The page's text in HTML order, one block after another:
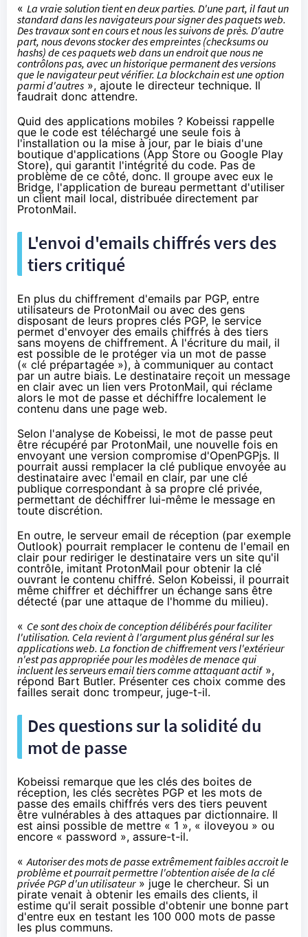
« La vraie solution tient en deux parties. D'une part, il faut un
standard dans les navigateurs pour signer des paquets web.
Des travaux sont en cours et nous les suivons de près. D'autre
part, nous devons stocker des empreintes (checksums ou
hashs) de ces paquets web dans un endroit que nous ne
contrôlons pas, avec un historique permanent des versions
que le navigateur peut vérifier. La blockchain est une option
parmi d'autres », ajoute le directeur technique. Il
faudrait donc attendre.
Quid des applications mobiles ? Kobeissi rappelle
que le code est téléchargé une seule fois à
l'installation ou la mise à jour, par le biais d'une
boutique d'applications (App Store ou Google Play
Store), qui garantit l'intégrité du code. Pas de
problème de ce côté, donc. Il groupe avec eux le
Bridge, l'application de bureau permettant d'utiliser
un client mail local, distribuée directement par
ProtonMail.
L'envoi d'emails chiffrés vers des
tiers critiqué
En plus du chiffrement d'emails par PGP, entre
utilisateurs de ProtonMail ou avec des gens
disposant de leurs propres clés PGP, le service
permet d'envoyer des emails chiffrés à des tiers
sans moyens de chiffrement. À l'écriture du mail, il
est possible de le protéger via un mot de passe
(« clé prépartagée »), à communiquer au contact
par un autre biais. Le destinataire reçoit un message
en clair avec un lien vers ProtonMail, qui réclame
alors le mot de passe et déchiffre localement le
contenu dans une page web.
Selon l'analyse de Kobeissi, le mot de passe peut
être récupéré par ProtonMail, une nouvelle fois en
envoyant une version compromise d'OpenPGPjs. Il
pourrait aussi remplacer la clé publique envoyée au
destinataire avec l'email en clair, par une clé
publique correspondant à sa propre clé privée,
permettant de déchiffrer lui-même le message en
toute discrétion.
En outre, le serveur email de réception (par exemple
Outlook) pourrait remplacer le contenu de l'email en
clair pour rediriger le destinataire vers un site qu'il
contrôle, imitant ProtonMail pour obtenir la clé
ouvrant le contenu chiffré. Selon Kobeissi, il pourrait
même chiffrer et déchiffrer un échange sans être
détecté (par une attaque de l'homme du milieu).
« Ce sont des choix de conception délibérés pour faciliter
l'utilisation. Cela revient à l'argument plus général sur les
applications web. La fonction dechiffrementvers l'extérieur
n'est pas appropriée pour les modèles de menace qui
incluent les serveurs email tiers comme attaquant actif»,
répond Bart Butler. Présenter ces choix comme des
failles serait donc trompeur, juge-t-il.
Des questions sur la solidité du
mot de passe
Kobeissi remarque que les clés des boites de
réception, les clés secrètes PGP et les mots de
passe des emails chiffrés vers des tiers peuvent
être vulnérables à des attaques par dictionnaire. Il
est ainsi possible de mettre « 1 », « iloveyou » ou
encore « password », assure-t-il.
« Autoriser des mots de passe extrêmement faibles accroit le
problème et pourrait permettre l'obtention aisée de la clé
privée PGP d'un utilisateur» juge le chercheur. Si un
pirate venait à obtenir les emails des clients, il
estime qu'il serait possible d'obtenir une bonne part
d'entre eux en testant les 100 000 mots de passe
les plus communs.